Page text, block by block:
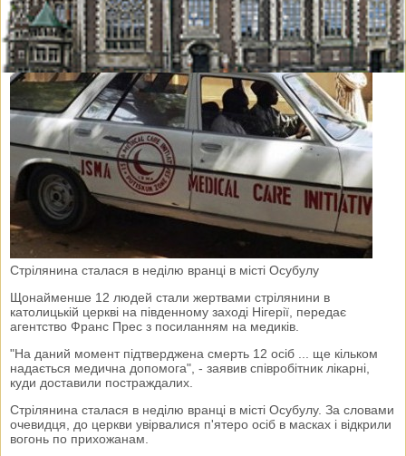
Стрілянина сталася в неділю вранці в місті Осубулу
Щонайменше 12 людей стали жертвами стрілянини в
католицькій церкві на південному заході Нігерії, передає
агентство Франс Прес з посиланням на медиків.
"На даний момент підтверджена смерть 12 осіб ... ще кільком
надається медична допомога", - заявив співробітник лікарні,
куди доставили постраждалих.
Стрілянина сталася в неділю вранці в місті Осубулу. За словами
очевидця, до церкви увірвалися п'ятеро осіб в масках і відкрили
вогонь по прихожанам.